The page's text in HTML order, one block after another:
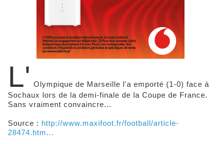
L' Olympique de Marseille l'a emporté (1-0) face à
Sochaux lors de la demi-finale de la Coupe de France.
Sans vraiment convaincre...
Source : http://www.maxifoot.fr/football/article-
28474.htm...